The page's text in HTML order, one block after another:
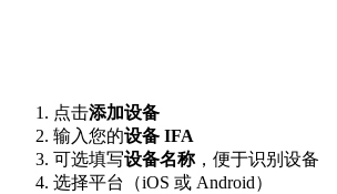
点击添加设备
输入您的设备 IFA
可选填写设备名称，便于识别设备
选择平台（iOS 或 Android）